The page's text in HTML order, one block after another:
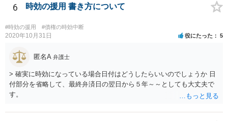
そのタイミングなどご本人のみでの訴訟では測りにくいのではないで
6 時効の援用 書き方について
#時効の援用 #債権の時効中断
2020年10月31日 役にたった 5
匿名A 弁護士
> 確実に時効になっている場合日付はどうしたらいいのでしょうか 日
付部分を省略して、最終弁済日の翌日から５年～～としても大丈夫で
す。